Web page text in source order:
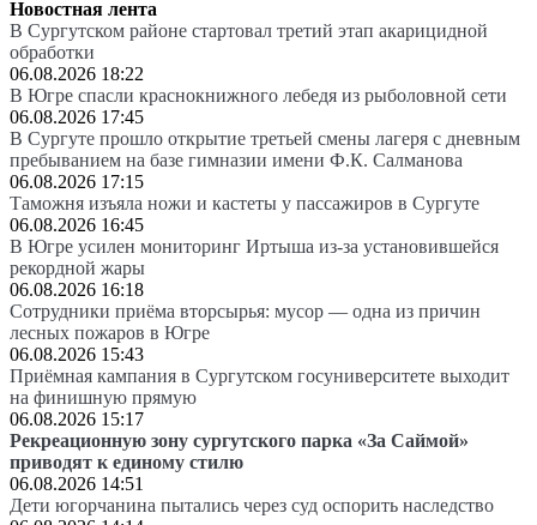
Новостная лента
В Сургутском районе стартовал третий этап акарицидной
обработки
06.08.2026 18:22
В Югре спасли краснокнижного лебедя из рыболовной сети
06.08.2026 17:45
В Сургуте прошло открытие третьей смены лагеря с дневным
пребыванием на базе гимназии имени Ф.К. Салманова
06.08.2026 17:15
Таможня изъяла ножи и кастеты у пассажиров в Сургуте
06.08.2026 16:45
В Югре усилен мониторинг Иртыша из-за установившейся
рекордной жары
06.08.2026 16:18
Сотрудники приёма вторсырья: мусор — одна из причин
лесных пожаров в Югре
06.08.2026 15:43
Приёмная кампания в Сургутском госуниверситете выходит
на финишную прямую
06.08.2026 15:17
Рекреационную зону сургутского парка «За Саймой»
приводят к единому стилю
06.08.2026 14:51
Дети югорчанина пытались через суд оспорить наследство